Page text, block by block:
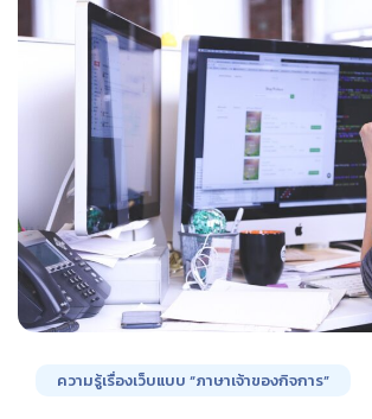
ความรู้เรื่องเว็บแบบ “ภาษาเจ้าของกิจการ”